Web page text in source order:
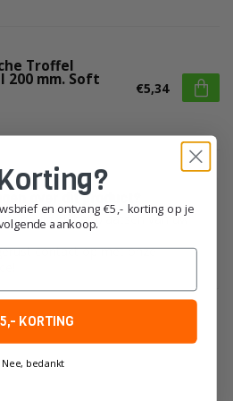
Troffel
200 mm. Soft €5,34
over dit product?
nodig bij het plaatsen van uw
contact op met onze
en ontvang €5,- korting op je
aankoop.
KORTING
Nee, bedankt